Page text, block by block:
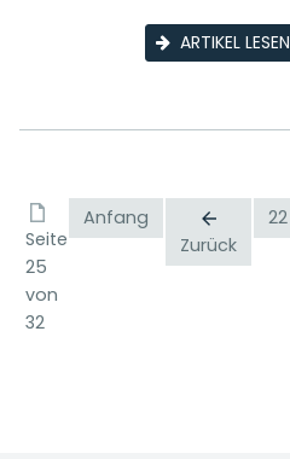
ARTIKEL LESEN
Seite
25
von
32
Anfang
Zurück
22